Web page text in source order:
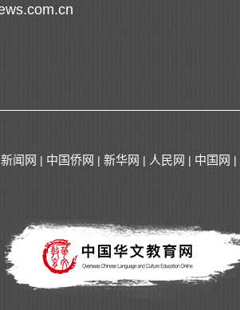
闻网 | 中国侨网 | 新华网 | 人民网 | 中国网 |